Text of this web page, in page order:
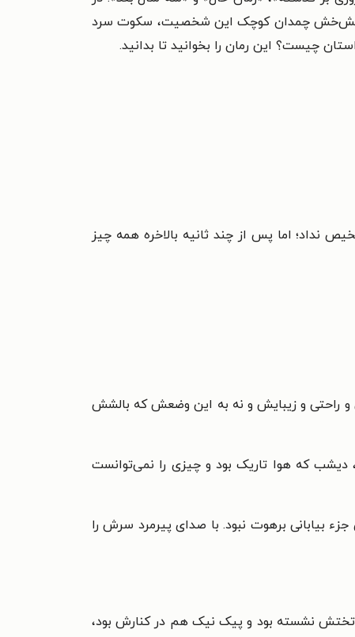
خش‌خش چمدان کوچک این شخصیت، سکوت سرد
چیست؟ این رمان را بخوانید تا بدانید.
نداد؛ اما پس از چند ثانیه بالاخره همه چیز
و راحتی و زیبایش و نه به این وضعش که بالشش
که هوا تاریک بود و چیزی را نمی‌توانست
بیابانی برهوت نبود. با صدای پیرمرد سرش را
تختش نشسته بود و پیک نیک هم در کنارش بود،